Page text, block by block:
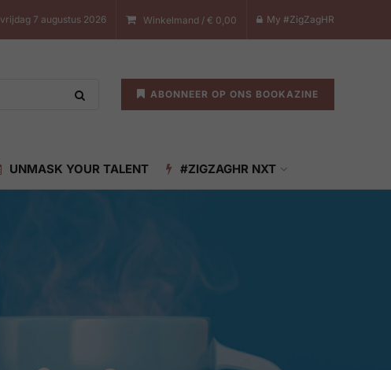
vrijdag 7 augustus 2026 Winkelmand / € 0,00 My #ZigZagHR
ABONNEER OP ONS BOOKAZINE
UNMASK YOUR TALENT #ZIGZAGHR NXT